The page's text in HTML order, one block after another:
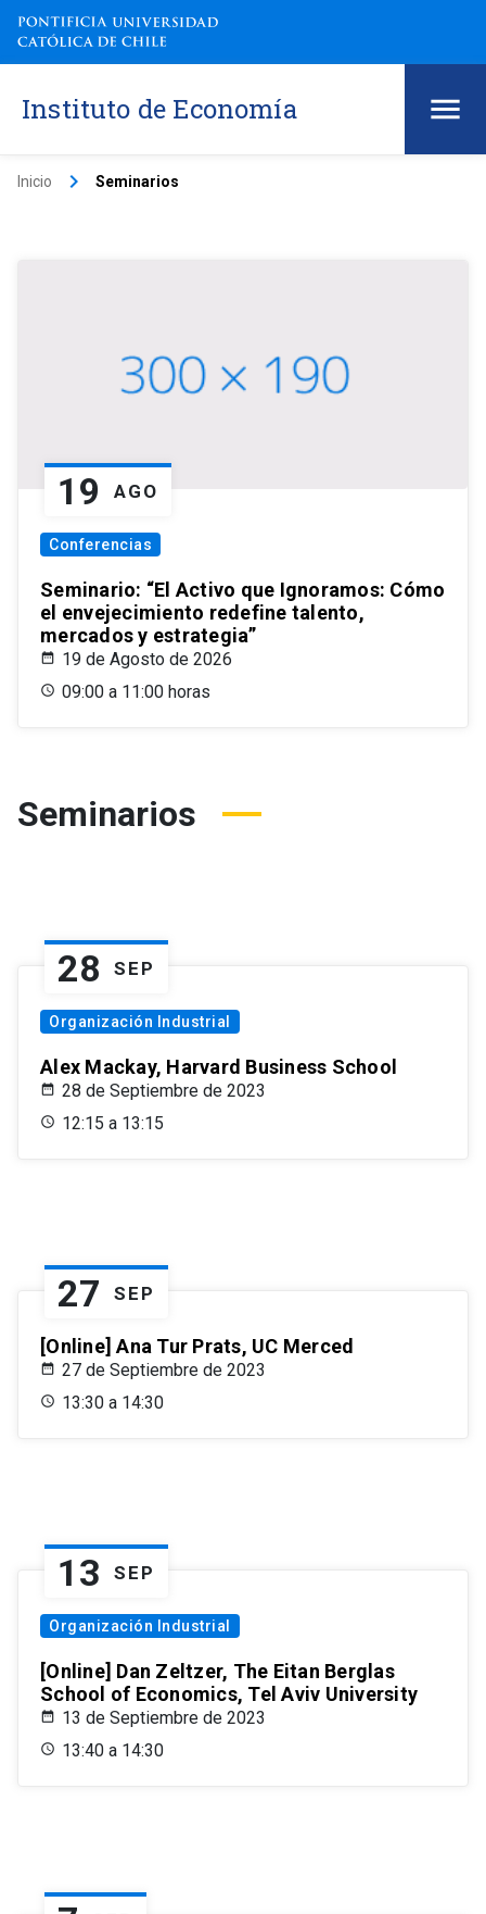
Instituto de Economía
Inicio keyboard_arrow_right Seminarios
19 AGO
Conferencias
Seminario: “El Activo que Ignoramos: Cómo
el envejecimiento redefine talento,
mercados y estrategia”
19 de Agosto de 2026
09:00 a 11:00 horas
Seminarios
28 SEP
Organización Industrial
Alex Mackay, Harvard Business School
28 de Septiembre de 2023
12:15 a 13:15
27 SEP
[Online] Ana Tur Prats, UC Merced
27 de Septiembre de 2023
13:30 a 14:30
13 SEP
Organización Industrial
[Online] Dan Zeltzer, The Eitan Berglas
School of Economics, Tel Aviv University
13 de Septiembre de 2023
13:40 a 14:30